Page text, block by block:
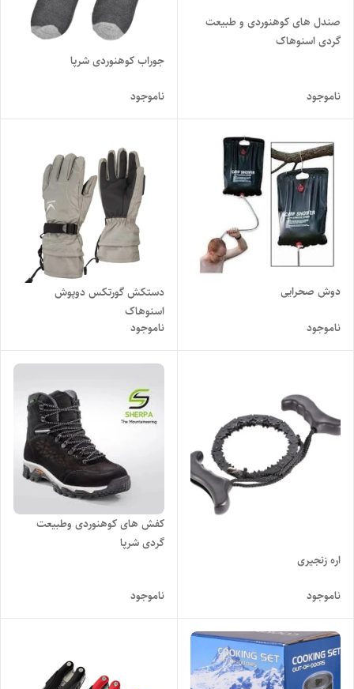
صندل های کوهنوردی و طبیعت
گردی اسنوهاک
ناموجود
جوراب کوهنوردی شرپا
ناموجود
دوش صحرایی
ناموجود
دستکش گورتکس دوپوش
اسنوهاک
ناموجود
اره زنجیری
ناموجود
کفش های کوهنوردی وطبیعت
گردی شرپا
ناموجود